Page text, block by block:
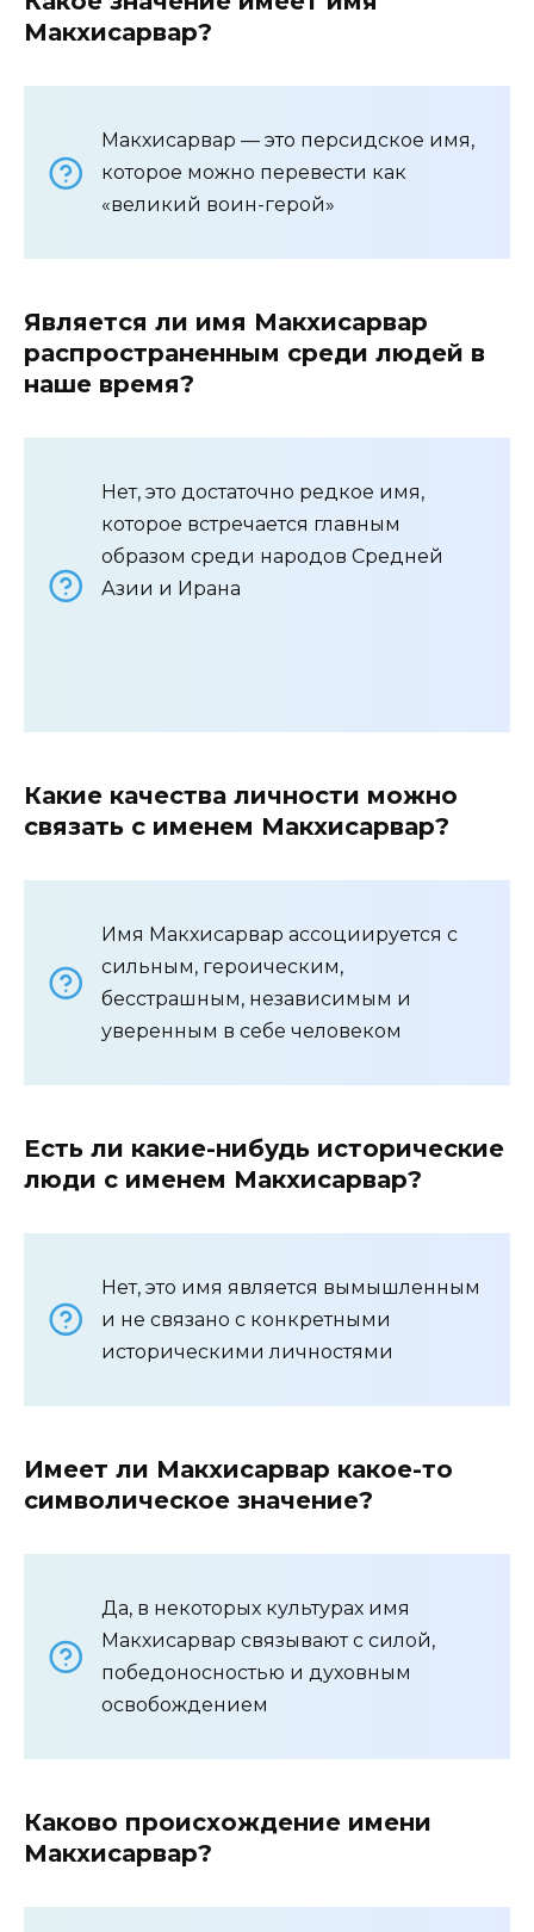
Макхисарвар?
Макхисарвар — это персидское имя,
которое можно перевести как
«великий воин-герой»
Является ли имя Макхисарвар
распространенным среди людей в
наше время?
Нет, это достаточно редкое имя,
которое встречается главным
образом среди народов Средней
Азии и Ирана
Какие качества личности можно
связать с именем Макхисарвар?
Имя Макхисарвар ассоциируется с
сильным, героическим,
бесстрашным, независимым и
уверенным в себе человеком
Есть ли какие-нибудь исторические
люди с именем Макхисарвар?
Нет, это имя является вымышленным
и не связано с конкретными
историческими личностями
Имеет ли Макхисарвар какое-то
символическое значение?
Да, в некоторых культурах имя
Макхисарвар связывают с силой,
победоносностью и духовным
освобождением
Каково происхождение имени
Макхисарвар?